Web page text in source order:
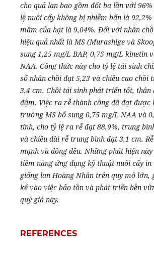
cho quả lan bao gồm đốt ba lần với
lệ nuôi cấy không bị nhiễm bẩn là
mầm của hạt là 9,04%. Đối với nhân
hiệu quả nhất là MS (Murashige và
sung 1,25 mg/L BAP, 0,75 mg/L kinetin
NAA. Công thức này cho tỷ lệ tái sinh
số nhân chồi đạt 5,23 và chiều cao chồi
3,4 cm. Chồi tái sinh phát triển tốt, thân
đậm. Việc ra rễ thành công đã đạt được
trường MS bổ sung 0,75 mg/L NAA và
tính, cho tỷ lệ ra rễ đạt 88,9%, trung
và chiều dài rễ trung bình đạt 3,1 cm.
mạnh và đồng đều. Những phát hiện
tiềm năng ứng dụng kỹ thuật nuôi cấy
giống lan Hoàng Nhân trên quy mô lớn,
kể vào việc bảo tồn và phát triển bền
quý giá này.
REFERENCES